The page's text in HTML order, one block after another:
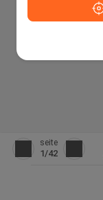
seite
1/42